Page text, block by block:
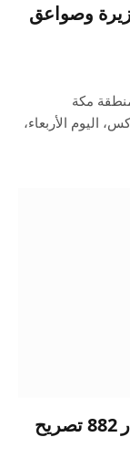
وصواعق
مكة
اليوم الأربعاء،
خلال 45 يوماً.. “الالتزام البيئي” يصدر 882 تصريح